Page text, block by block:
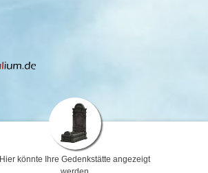
Hier könnte Ihre Gedenkstätte angezeigt